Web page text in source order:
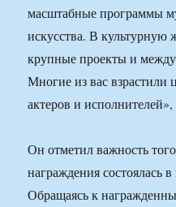
масштабные программы
искусства. В культурную
крупные проекты и
Многие из вас взрастили
актеров и
Он отметил важность
награждения состоялась
Обращаясь к